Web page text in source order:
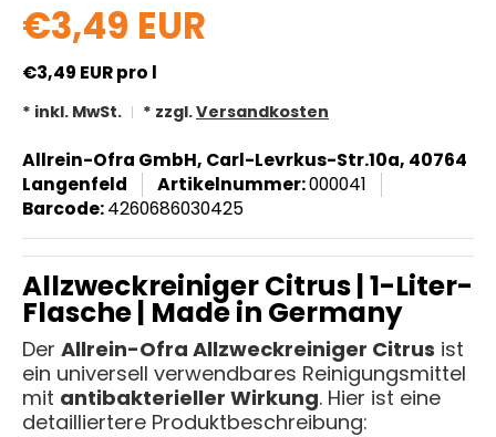
€3,49 EUR
€3,49 EURpro l
* inkl. MwSt. * zzgl.Versandkosten
Allrein-Ofra GmbH, Carl-Levrkus-Str.10a, 40764
Langenfeld
Artikelnummer:000041
Barcode:4260686030425
Allzweckreiniger Citrus | 1-Liter-
Flasche | Made in Germany
Der Allrein-Ofra Allzweckreiniger Citrus ist
ein universell verwendbares Reinigungsmittel
mit antibakterieller Wirkung. Hier ist eine
detailliertere Produktbeschreibung: